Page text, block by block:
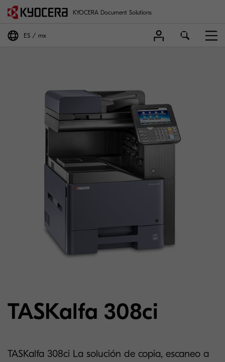
KYOCERA Document Solutions
ES mx
TASKalfa 308ci
TASKalfa 308ci La solución de copia, escaneo a